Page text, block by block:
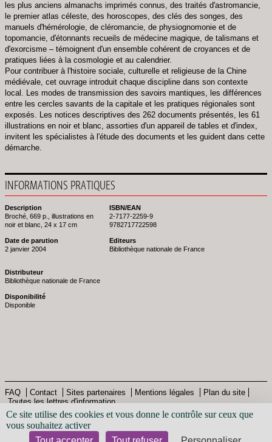
Ce site utilise des cookies et vous donne le contrôle sur ceux que
vous souhaitez activer
les plus anciens almanachs imprimés connus, des traités d'astromancie,
le premier atlas céleste, des horoscopes, des clés des songes, des
manuels d'hémérologie, de cléromancie, de physiognomonie et de
topomancie, d'étonnants recueils de médecine magique, de talismans et
d'exorcisme – témoignent d'un ensemble cohérent de croyances et de
pratiques liées à la cosmologie et au calendrier.
Pour contribuer à l'histoire sociale, culturelle et religieuse de la Chine
médiévale, cet ouvrage introduit chaque discipline dans son contexte
local. Les modes de transmission des savoirs mantiques, les différences
entre les cercles savants de la capitale et les pratiques régionales sont
exposés. Les notices descriptives des 262 documents présentés, les 61
illustrations en noir et blanc, assorties d'un appareil de tables et d'index,
invitent les spécialistes à l'étude des documents et les guident dans cette
démarche.
INFORMATIONS PRATIQUES
Description
Broché, 669 p., illustrations en
noir et blanc, 24 x 17 cm
Date de parution
2 janvier 2004
ISBN/EAN
2-7177-2259-9
9782717722598
Editeurs
Bibliothèque nationale de France
Distributeur
Bibliothèque nationale de France
Disponibilité
Disponible
Pied
de
page
FAQ Contact Sites partenaires Mentions légales
Plan du site
Toutes les lettres d'information
© Bibliothèque nationale de France - 2013